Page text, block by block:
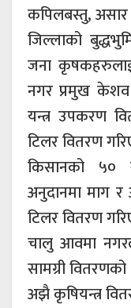
कपिलबस्तु,
जिल्लाको
जना
नगर प्रमुख केशव
यन्त्र उपकरण
टिलर वितरण
किसानको ५०
अनुदानमा माग
टिलर वितरण
चालु आवमा
सामग्री
अझै कृषियन्त्र